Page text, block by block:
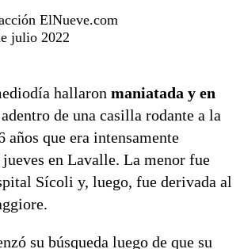
ElNueve.com
julio 2022
hallaron maniatada y en
adentro de una casilla rodante a la
años que era intensamente
jueves en Lavalle. La menor fue
Sícoli y, luego, fue derivada al
su búsqueda luego de que su